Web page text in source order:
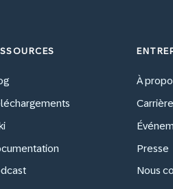
À
Carrière
Presse
Nous